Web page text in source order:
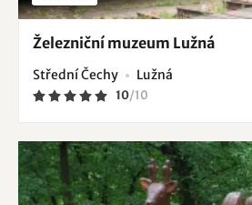
Železniční muzeum Lužná
Střední Čechy Lužná
10/10